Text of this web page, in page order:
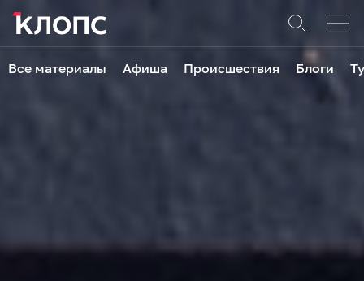
Все материалы Афиша Происшествия Блоги